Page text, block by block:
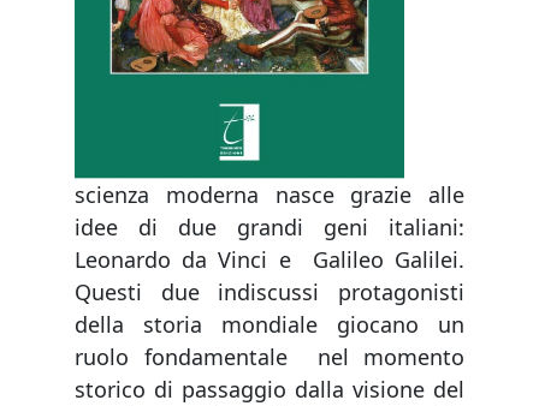
scienza moderna nasce grazie alle
idee di due grandi geni italiani:
Leonardo da Vinci e Galileo Galilei.
Questi due indiscussi protagonisti
della storia mondiale giocano un
ruolo fondamentale nel momento
storico di passaggio dalla visione del